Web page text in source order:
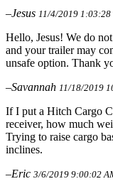
–Jesus 11/4/2019 1:03:28
Hello, Jesus! We do
and your trailer may
unsafe option. Thank
–Savannah 11/18/2019
If I put a Hitch Cargo
receiver, how much
Trying to raise cargo
inclines.
–Eric 3/6/2019 9:00:02